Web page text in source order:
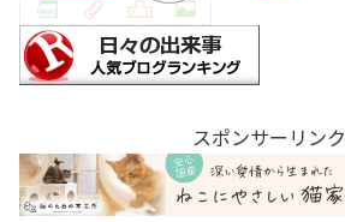
スポンサーリンク